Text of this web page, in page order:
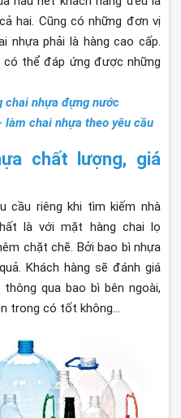
hai. Cũng có những đơn vị
nhựa phải là hàng cao cấp.
có thể đáp ứng được những
chai nhựa đựng nước
làm chai nhựa theo yêu cầu
chất lượng, giá
cầu riêng khi tìm kiếm nhà
là với mặt hàng chai lọ
chặt chẽ. Bởi bao bì nhựa
Khách hàng sẽ đánh giá
qua bao bì bên ngoài,
trong có tốt không…